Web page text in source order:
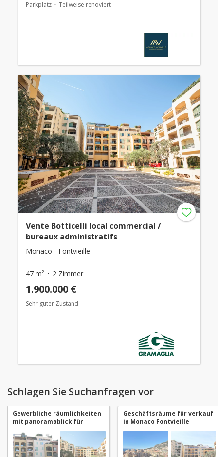
Parkplatz Teilweise renoviert
Vente Botticelli local commercial /
bureaux administratifs
Monaco - Fontvieille
47 m² 2 Zimmer
1.900.000 €
Sehr guter Zustand
Schlagen Sie Suchanfragen vor
Gewerbliche räumlichkeiten
mit panoramablick für
verkauf in Monaco
Fontvieille
Geschäftsräume für verkauf
in Monaco Fontvieille